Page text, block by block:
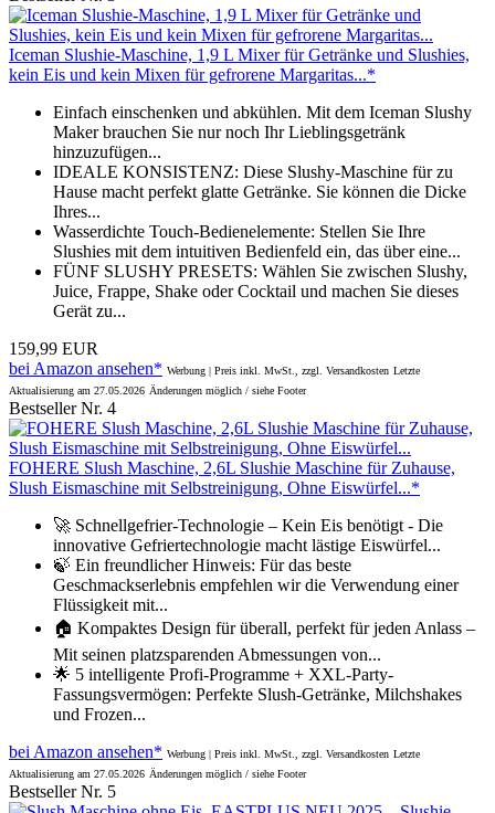
Iceman Slushie-Maschine, 1,9 L Mixer für Getränke und Slushies,
kein Eis und kein Mixen für gefrorene Margaritas...*
Einfach einschenken und abkühlen. Mit dem Iceman Slushy
Maker brauchen Sie nur noch Ihr Lieblingsgetränk
hinzuzufügen...
IDEALE KONSISTENZ: Diese Slushy-Maschine für zu
Hause macht perfekt glatte Getränke. Sie können die Dicke
Ihres...
Wasser­dichte Touch-Bedienelemente: Stellen Sie Ihre
Slushies mit dem intuitiven Bedienfeld ein, das über eine...
FÜNF SLUSHY PRESETS: Wählen Sie zwischen Slushy,
Juice, Frappe, Shake oder Cocktail und machen Sie dieses
Gerät zu...
159,99 EUR
bei Amazon ansehen* Werbung | Preis inkl. MwSt., zzgl. Versandkosten Letzte
Aktualisierung am 27.05.2026 Änderungen möglich / siehe Footer
Bestseller Nr. 4
FOHERE Slush Maschine, 2,6L Slushie Maschine für Zuhause,
Slush Eismaschine mit Selbstreinigung, Ohne Eiswürfel...*
🚀 Schnellgefrier-Technologie – Kein Eis benötigt - Die
innovative Gefriertechnologie macht lästige Eiswürfel...
🍃 Ein freundlicher Hinweis: Für das beste
Geschmackserlebnis empfehlen wir die Verwendung einer
Flüssigkeit mit...
🏠 Kompaktes Design für überall, perfekt für jeden Anlass –
Mit seinen platzsparenden Abmessungen von...
🌟 5 intelligente Profi-Programme + XXL-Party-
Fassungsvermögen: Perfekte Slush-Getränke, Milchshakes
und Frozen...
bei Amazon ansehen* Werbung | Preis inkl. MwSt., zzgl. Versandkosten Letzte
Aktualisierung am 27.05.2026 Änderungen möglich / siehe Footer
Bestseller Nr. 5